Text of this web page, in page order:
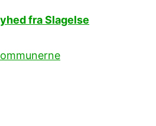
fra Slagelse